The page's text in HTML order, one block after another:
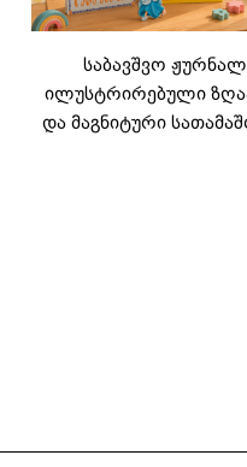
საბავშვო
ილუსტრირებული
და მაგნიტური